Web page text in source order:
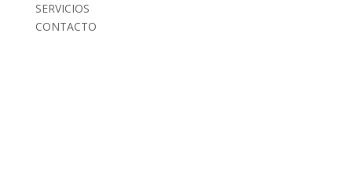
SERVICIOS
CONTACTO